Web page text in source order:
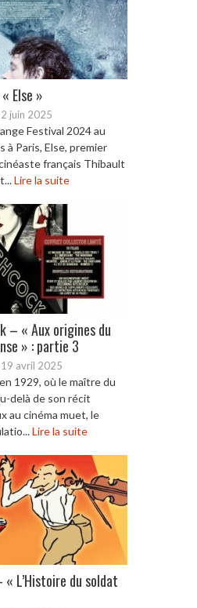
Else »
2 juin 2025
Festival 2024 au
à Paris, Else, premier
français Thibault
Lire la suite
– « Aux origines du
» : partie 3
19 avril 2025
1929, où le maître du
delà de son récit
au cinéma muet, le
Lire la suite
« L’Histoire du soldat